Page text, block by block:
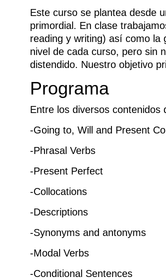
Este curso se plantea desde
primordial. En clase
reading y writing) así como la
nivel de cada curso, pero sin
distendido. Nuestro objetivo
Programa
Entre los diversos contenidos
-Going to, Will and Present
-Phrasal Verbs
-Present Perfect
-Collocations
-Descriptions
-Synonyms and antonyms
-Modal Verbs
-Conditional Sentences